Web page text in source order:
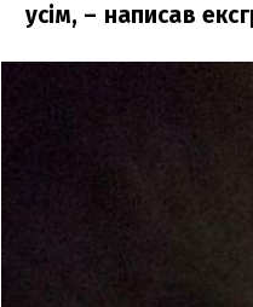
усім, – написав